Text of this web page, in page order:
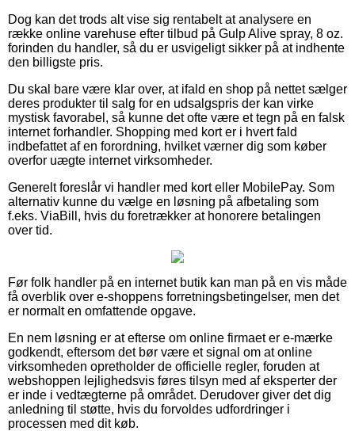
Dog kan det trods alt vise sig rentabelt at analysere en
række online varehuse efter tilbud på Gulp Alive spray, 8 oz.
forinden du handler, så du er usvigeligt sikker på at indhente
den billigste pris.
Du skal bare være klar over, at ifald en shop på nettet sælger
deres produkter til salg for en udsalgspris der kan virke
mystisk favorabel, så kunne det ofte være et tegn på en falsk
internet forhandler. Shopping med kort er i hvert fald
indbefattet af en forordning, hvilket værner dig som køber
overfor uægte internet virksomheder.
Generelt foreslår vi handler med kort eller MobilePay. Som
alternativ kunne du vælge en løsning på afbetaling som
f.eks. ViaBill, hvis du foretrækker at honorere betalingen
over tid.
Før folk handler på en internet butik kan man på en vis måde
få overblik over e-shoppens forretningsbetingelser, men det
er normalt en omfattende opgave.
En nem løsning er at efterse om online firmaet er e-mærke
godkendt, eftersom det bør være et signal om at online
virksomheden opretholder de officielle regler, foruden at
webshoppen lejlighedsvis føres tilsyn med af eksperter der
er inde i vedtægterne på området. Derudover giver det dig
anledning til støtte, hvis du forvoldes udfordringer i
processen med dit køb.